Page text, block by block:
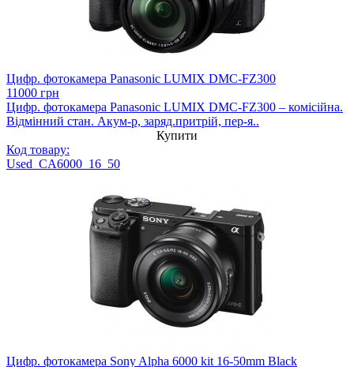
Цифр. фотокамера Panasonic LUMIX DMC-FZ300
11000 грн
Цифр. фотокамера Panasonic LUMIX DMC-FZ300 – комісійна.
Відмінний стан. Акум-р, заряд.притрій, пер-я..
Купити
Код товару:
Used_CA6000_16_50
Цифр. фотокамера Sony Alpha 6000 kit 16-50mm Black